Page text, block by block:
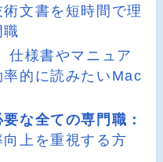
文書を短時間で理
職
仕様書やマニュア
的に読みたいMac
な全ての専門職：
上を重視する方